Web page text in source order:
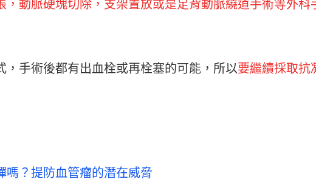
，動脈硬塊切除，支架置放或是足背動脈繞道手術等外科
，手術後都有出血栓或再栓塞的可能，所以要繼續採取抗
嗎？提防血管瘤的潛在威脅